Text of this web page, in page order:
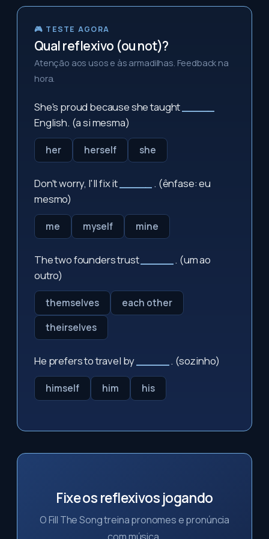
🎮 TESTE AGORA
Qual reflexivo (ou not)?
Atenção aos usos e às armadilhas. Feedback na
hora.
She's proud because she taught
English. (a si mesma)
her herself she
Don't worry, I'll fix it
. (ênfase: eu
mesmo)
me myself mine
The two founders trust
. (um ao
outro)
themselves
each other
theirselves
He prefers to travel by . (sozinho)
himself him his
Fixe os reflexivos jogando
O Fill The Song treina pronomes e pronúncia